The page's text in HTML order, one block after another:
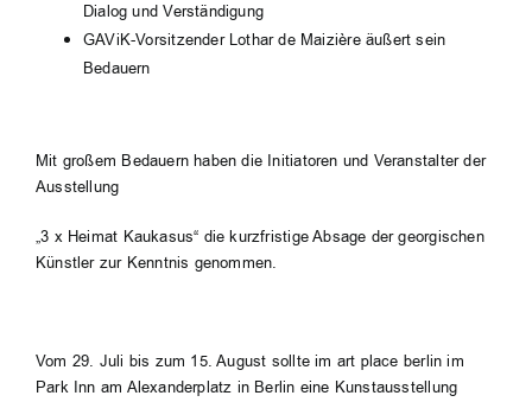
Dialog und Verständigung
GAViK-Vorsitzender Lothar de Maizière äußert sein
Bedauern
Mit großem Bedauern haben die Initiatoren und Veranstalter der
Ausstellung
„3 x Heimat Kaukasus“ die kurzfristige Absage der georgischen
Künstler zur Kenntnis genommen.
Vom 29. Juli bis zum 15. August sollte im art place berlin im
Park Inn am Alexanderplatz in Berlin eine Kunstausstellung